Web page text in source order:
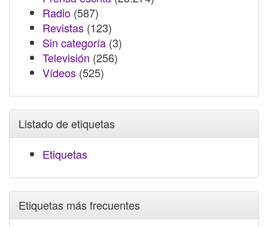
Radio (587)
Revistas (123)
Sin categoría (3)
Televisión (256)
Vídeos (525)
Listado de etiquetas
Etiquetas
Etiquetas más frecuentes